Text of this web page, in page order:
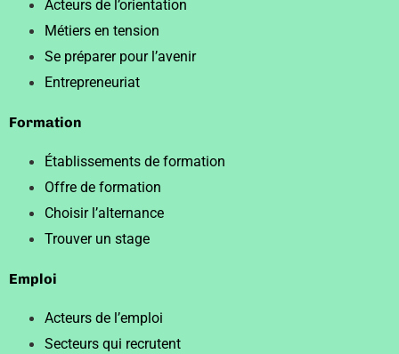
Acteurs de l’orientation
Métiers en tension
Se préparer pour l’avenir
Entrepreneuriat
Formation
Établissements de formation
Offre de formation
Choisir l’alternance
Trouver un stage
Emploi
Acteurs de l’emploi
Secteurs qui recrutent